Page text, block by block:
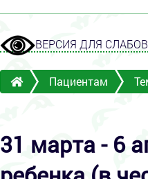
ВЕРСИЯ ДЛЯ
Пациентам
31 марта - 6